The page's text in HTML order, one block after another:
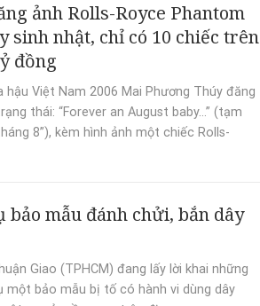
ảnh Rolls-Royce Phantom
sinh nhật, chỉ có 10 chiếc trên
đồng
Việt Nam 2006 Mai Phương Thúy đăng
thái: “Forever an August baby…” (tạm
8”), kèm hình ảnh một chiếc Rolls-
bảo mẫu đánh chửi, bắn dây
Giao (TPHCM) đang lấy lời khai những
một bảo mẫu bị tố có hành vi dùng dây